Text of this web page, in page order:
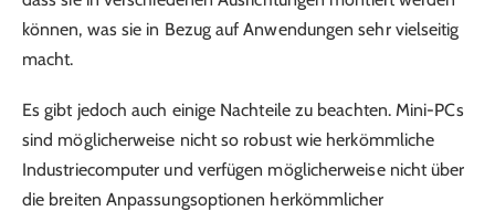
können, was sie in Bezug auf Anwendungen sehr vielseitig
macht.
Es gibt jedoch auch einige Nachteile zu beachten. Mini-PCs
sind möglicherweise nicht so robust wie herkömmliche
Industriecomputer und verfügen möglicherweise nicht über
die breiten Anpassungsoptionen herkömmlicher